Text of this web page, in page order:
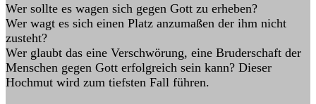
Wer sollte es wagen sich gegen Gott zu erheben?
Wer wagt es sich einen Platz anzumaßen der ihm nicht
zusteht?
Wer glaubt das eine Verschwörung, eine Bruderschaft der
Menschen gegen Gott erfolgreich sein kann? Dieser
Hochmut wird zum tiefsten Fall führen.